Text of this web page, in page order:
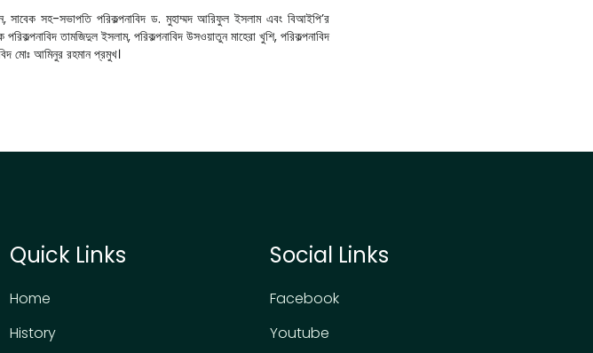
সাবেক সহ-সভাপতি পরিকল্পনাবিদ ড. মুহাম্মদ আরিফুল ইসলাম এবং বিআইপি’র
তামজিদুল ইসলাম, পরিকল্পনাবিদ উসওয়াতুন মাহেরা খুশি, পরিকল্পনাবিদ
মোঃ আমিনুর রহমান প্রমুখ।
Quick Links
Home
History
Social Links
Facebook
Youtube